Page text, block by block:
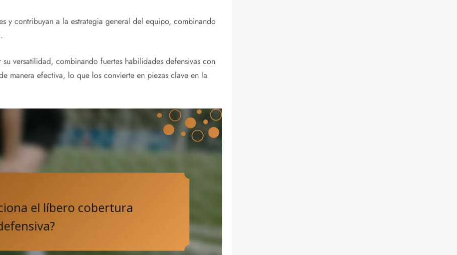
y contribuyan a la estrategia general del equipo, combinando
versatilidad, combinando fuertes habilidades defensivas con
manera efectiva, lo que los convierte en piezas clave en la